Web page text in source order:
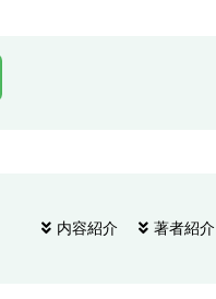
内容紹介 著者紹介